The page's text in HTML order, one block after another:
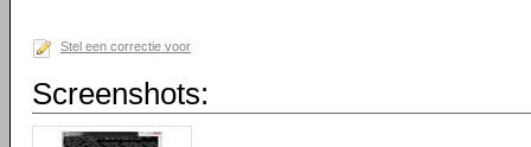
Stel een correctie voor
Screenshots: